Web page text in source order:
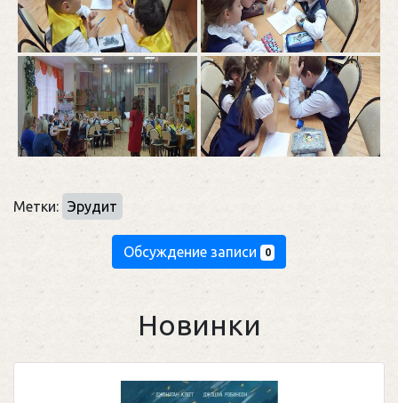
Метки: Эрудит
Обсуждение записи 0
Новинки